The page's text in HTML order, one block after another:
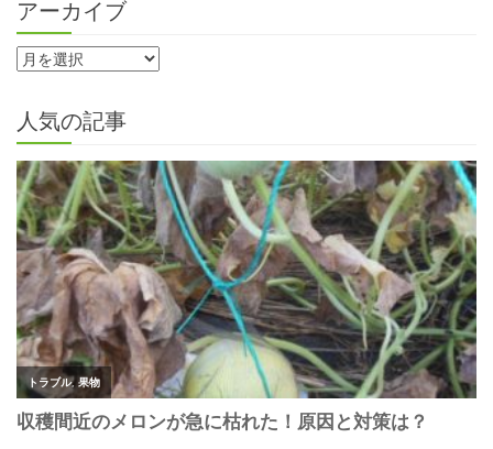
アーカイブ
人気の記事